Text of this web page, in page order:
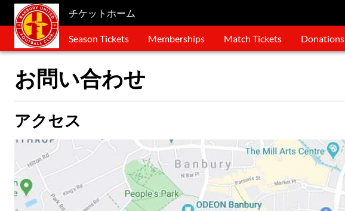
チケットホーム
Season Tickets Memberships Match Tickets Donations
お問い合わせ
アクセス